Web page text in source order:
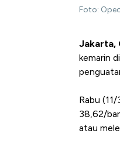
Foto:
Jakarta,
kemarin
Rabu
38,62/
atau